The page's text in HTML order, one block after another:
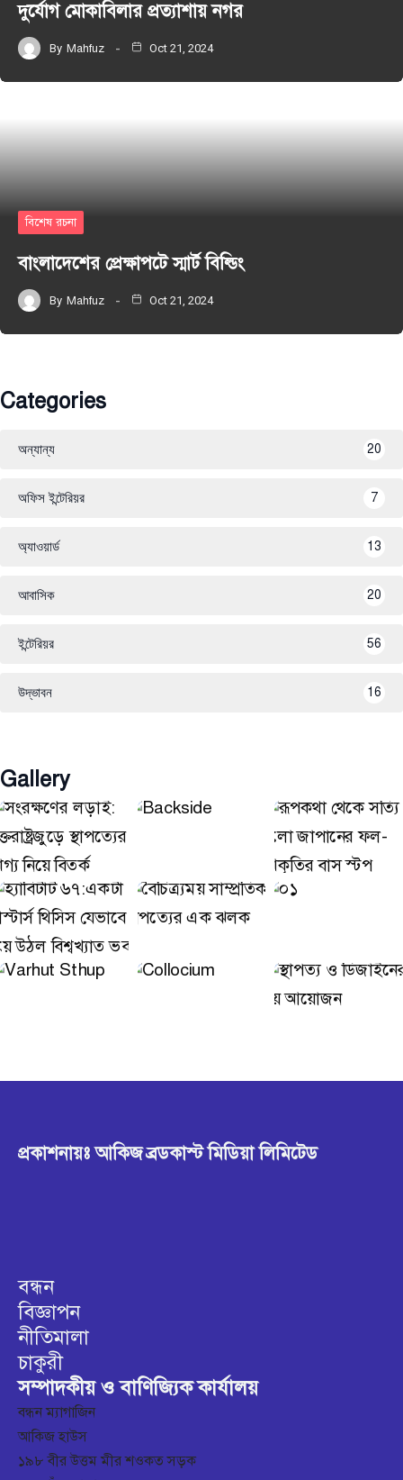
দুর্যোগ মোকাবিলার প্রত্যাশায় নগর
By Mahfuz Oct 21, 2024
বিশেষ রচনা
বাংলাদেশের প্রেক্ষাপটে স্মার্ট বিল্ডিং
By Mahfuz Oct 21, 2024
Categories
অন্যান্য 20
অফিস ইন্টেরিয়র 7
অ্যাওয়ার্ড 13
আবাসিক 20
ইন্টেরিয়র 56
উদ্ভাবন 16
Gallery
প্রকাশনায়ঃ আকিজ ব্রডকাস্ট মিডিয়া লিমিটেড
বন্ধন
বিজ্ঞাপন
নীতিমালা
চাকুরী
সম্পাদকীয় ও বাণিজ্যিক কার্যালয়
বন্ধন ম্যাগাজিন
আকিজ হাউস
১৯৮ বীর উত্তম মীর শওকত সড়ক